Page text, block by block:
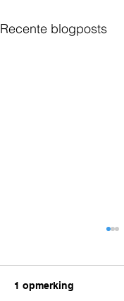
Recente blogposts
1 opmerking